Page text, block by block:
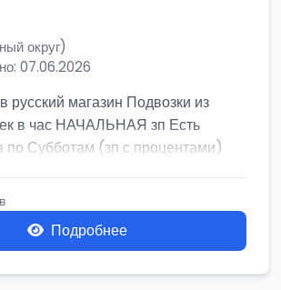
округ)
07.06.2026
магазин Подвозки из
в час НАЧАЛЬНАЯ зп Есть
по Субботам (зп с процентами)
Подробнее